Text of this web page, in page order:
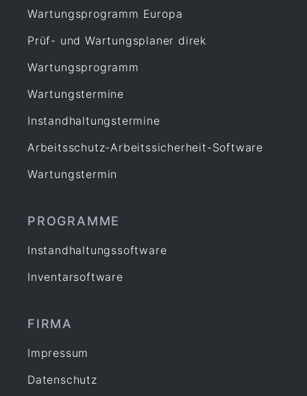
Wartungsprogramm Europa
Prüf- und Wartungsplaner direk
Wartungsprogramm
Wartungstermine
Instandhaltungstermine
Arbeitsschutz-Arbeitssicherheit-Software
Wartungstermin
PROGRAMME
Instandhaltungssoftware
Inventarsoftware
FIRMA
Impressum
Datenschutz